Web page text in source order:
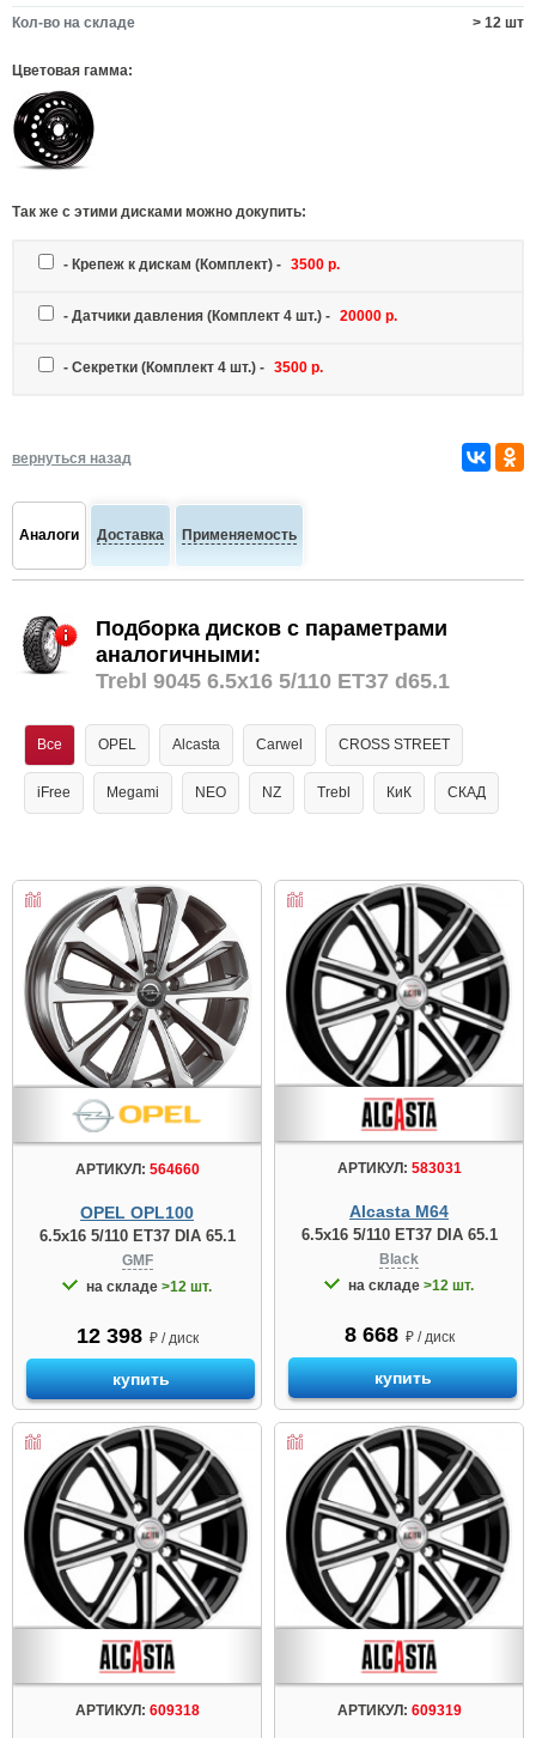
Кол-во на складе
> 12 шт
Цветовая гамма:
Так же c этими дисками можно докупить:
- Крепеж к дискам (Комплект) - 3500 р.
- Датчики давления (Комплект 4 шт.) - 20000 р.
- Секретки (Комплект 4 шт.) - 3500 р.
вернуться назад
Аналоги Доставка Применяемость
Подборка дисков с параметрами
аналогичными:
Trebl 9045 6.5x16 5/110 ET37 d65.1
Все OPEL Alcasta Carwel CROSS STREET
iFree Megami NEO NZ Trebl КиК СКАД
АРТИКУЛ: 564660
OPEL OPL100
6.5x16 5/110 ET37 DIA 65.1
GMF
на складе >12 шт.
12 398 ₽ / диск
купить
АРТИКУЛ: 583031
Alcasta M64
6.5x16 5/110 ET37 DIA 65.1
Black
на складе >12 шт.
8 668 ₽ / диск
купить
АРТИКУЛ: 609318 АРТИКУЛ: 609319